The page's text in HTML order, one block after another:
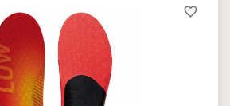
favorite_border